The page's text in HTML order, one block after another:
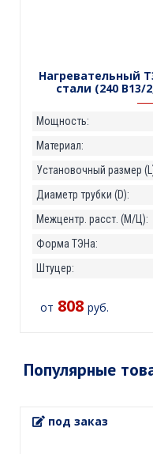
Нагревательный
стали (240 В13/
Мощность:
Материал:
Установочный размер
Диаметр трубки (D):
Межцентр. расст. (М/Ц):
Форма ТЭНа:
Штуцер:
от 808 руб.
Популярные
под заказ